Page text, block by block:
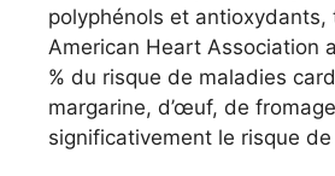
polyphénols et
American Heart Association
% du risque de maladies
margarine, d’œuf, de
significativement le risque